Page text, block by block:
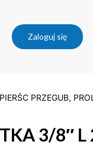
Zaloguj się
PRZEGUB,
3/8″ L